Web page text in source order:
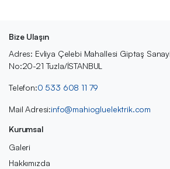
Bize Ulaşın
Adres: Evliya Çelebi Mahallesi Giptaş
No:20-21 Tuzla/İSTANBUL
Telefon:0 533 608 11 79
Mail Adresi:info@mahiogluelektrik.com
Kurumsal
Galeri
Hakkımızda